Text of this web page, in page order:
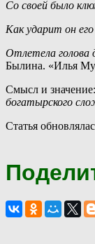
Со своей было
Как ударит он
Отлетела голова
Былина. «Илья
Смысл и
богатырского
Статья